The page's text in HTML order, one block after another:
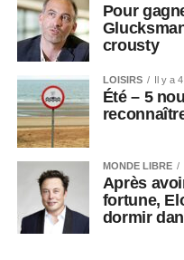
Pour
crousty
LOISIRS Il y a
Été – 5
MONDE LIBRE
Après
fortune,
dormir